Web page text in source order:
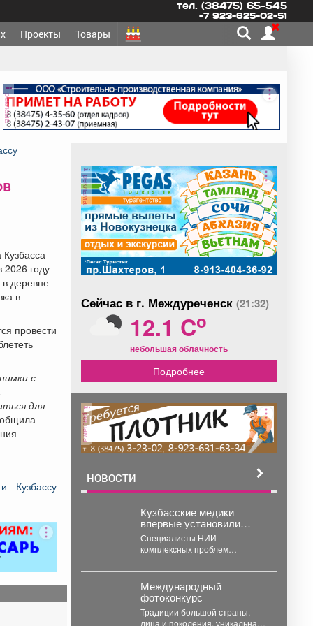
тел. (38475) 65-545
+7 923-625-02-51
Проекты Товары
реклама
2026 году
деревне
в
провести
с
для
- Кузбассу
реклама
Сейчас в г. Междуреченск (21:32)
12.1 Co
небольшая облачность
Подробнее
реклама
НОВОСТИ
Кузбасские медики
впервые установили
пациентам
«механические сердца».
Специалисты НИИ
комплексных проблем
заболеваний освоили одну из
самых сложных и современных
технологий в...
Международный
фотоконкурс
Традиции большой страны,
лица и поколения, уникальная